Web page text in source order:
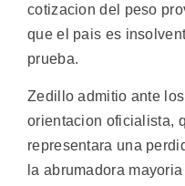
cotizacion del peso
que el pais es
prueba.
Zedillo admitio ante
orientacion oficialista,
representara una
la abrumadora